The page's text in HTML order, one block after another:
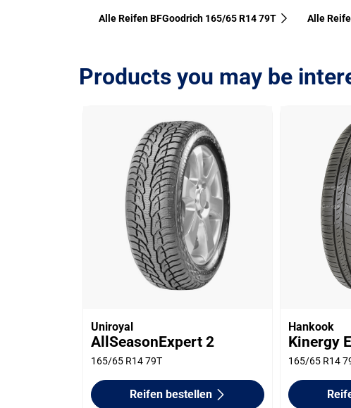
Alle Reifen BFGoodrich 165/65 R14 79T Alle
Products you may be
Uniroyal
AllSeasonExpert 2
165/65 R14 79T
Reifen bestellen
Hankook
Kinergy
165/65 R14